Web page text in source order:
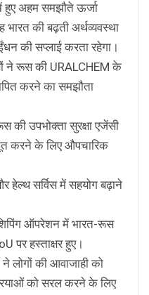
अहम समझौते ऊर्जा
भारत की बढ़ती अर्थव्यवस्था
की सप्लाई करता रहेगा।
ने रूस की URALCHEM के
करने का समझौता
उपभोक्ता सुरक्षा एजेंसी
करने के लिए औपचारिक
हेल्थ सर्विस में सहयोग बढ़ाने
ऑपरेशन में भारत-रूस
पर हस्ताक्षर हुए।
लोगों की आवाजाही को
को सरल करने के लिए